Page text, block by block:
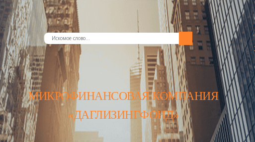
МИКРОФИНАНСОВАЯ КОМПАНИЯ
«ДАГЛИЗИНГФОНД»